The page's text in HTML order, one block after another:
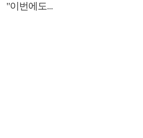
"이번에도...